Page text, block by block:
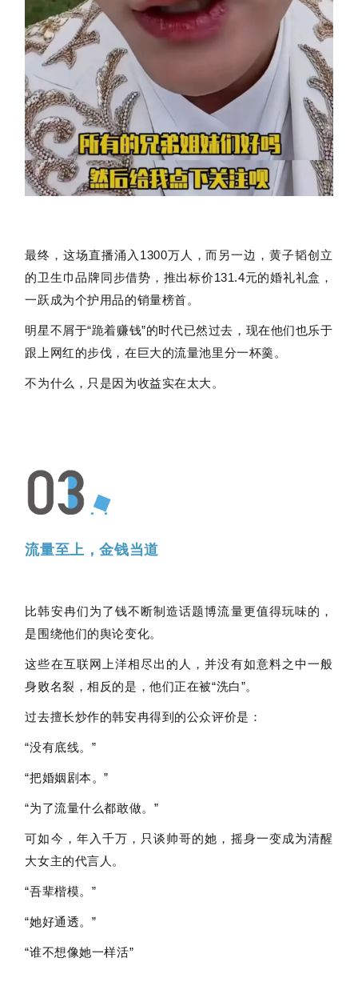
最终，这场直播涌入1300万人，而另一边，黄子韬创立
的卫生巾品牌同步借势，推出标价131.4元的婚礼礼盒，
一跃成为个护用品的销量榜首。
明星不屑于“跪着赚钱”的时代已然过去，现在他们也乐于
跟上网红的步伐，在巨大的流量池里分一杯羹。
不为什么，只是因为收益实在太大。
流量至上，金钱当道
比韩安冉们为了钱不断制造话题博流量更值得玩味的，
是围绕他们的舆论变化。
这些在互联网上洋相尽出的人，并没有如意料之中一般
身败名裂，相反的是，他们正在被“洗白”。
过去擅长炒作的韩安冉得到的公众评价是：
“没有底线。”
“把婚姻剧本。”
“为了流量什么都敢做。”
可如今，年入千万，只谈帅哥的她，摇身一变成为清醒
大女主的代言人。
“吾辈楷模。”
“她好通透。”
“谁不想像她一样活”